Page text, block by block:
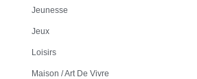
Jeunesse
Jeux
Loisirs
Maison / Art De Vivre